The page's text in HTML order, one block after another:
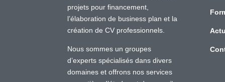
projets pour financement,
l’élaboration de business plan et la
création de CV professionnels.
Nous sommes un groupes
d’experts spécialisés dans divers
domaines et offrons nos services